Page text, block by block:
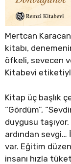
Mertcan
kitabı,
öfkeli, sevecen
Kitabevi
Kitap üç başlık
“Gördüm”,
duygusu
ardından
var. Eğitim
insanı hızla